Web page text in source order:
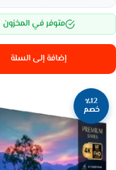
متوفر في المخزون
إضافة إلى السلة
٪12
خصم